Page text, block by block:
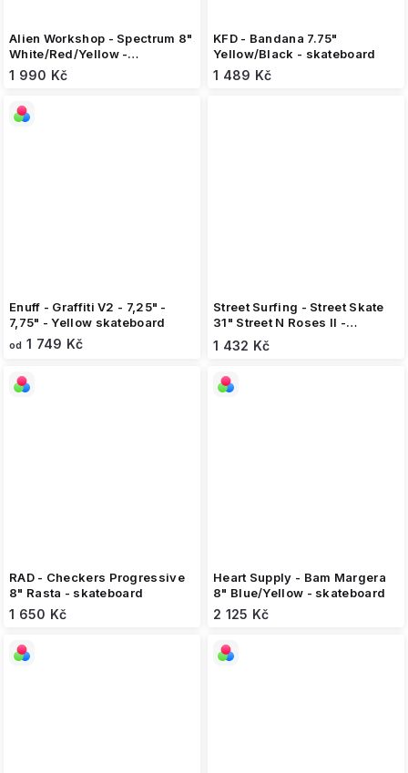
Alien Workshop - Spectrum 8"
White/Red/Yellow -
skateboard
1 990 Kč
KFD - Bandana 7.75"
Yellow/Black - skateboard
1 489 Kč
Enuff - Graffiti V2 - 7,25" -
7,75" - Yellow skateboard
od 1 749 Kč
Street Surfing - Street Skate
31" Street N Roses II -
Skateboard
1 432 Kč
RAD - Checkers Progressive
8" Rasta - skateboard
1 650 Kč
Heart Supply - Bam Margera
8" Blue/Yellow - skateboard
2 125 Kč